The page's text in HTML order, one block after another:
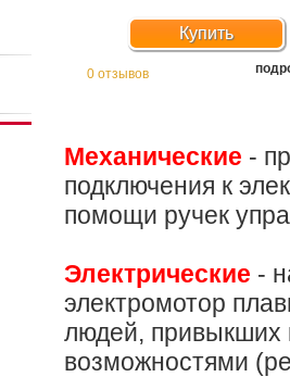
Купить
0 отзывов
Механические -
подключения к
помощи ручек
Электрические -
электромотор
людей, привыкших
возможностями